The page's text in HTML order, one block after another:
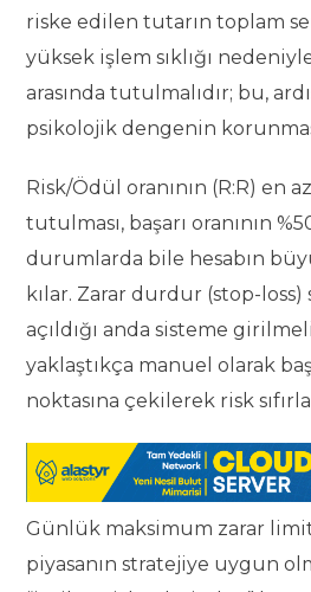
riske edilen tutarın toplam
yüksek işlem sıklığı
arasında tutulmalıdır; bu,
psikolojik dengenin
Risk/Ödül oranının (R:R) en
tutulması, başarı oranının
durumlarda bile hesabın
kılar. Zarar durdur (stop-loss)
açıldığı anda sisteme
yaklaştıkça manuel olarak
noktasına çekilerek risk
Günlük maksimum zarar
piyasanın stratejiye uygun